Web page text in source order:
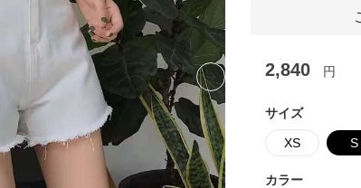
Next slide
2,840 円
サイズ
XS S
カラー